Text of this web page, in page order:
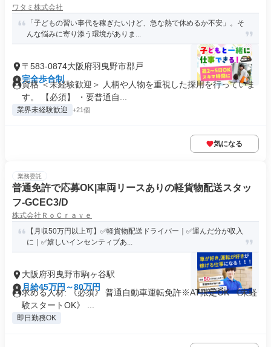
ワタミ株式会社
「子どもの習い事代を稼ぎたいけど、急な熱で休めるか不安」。そ
んな悩みに寄り添う環境がありま...
〒583-0874大阪府羽曳野市郡戸
完全歩合制
資格 ＜未経験歓迎＞ 人柄や人物を重視した採用を行っていま
す。 【必須】 ・要普通自...
業界未経験歓迎 +21個
気になる
業務委託
普通免許で応募OK|車両リースありの軽貨物配送スタッ
フ-GCEC3/D
株式会社ＲｏＣｒａｖｅ
【月収50万円以上可】✅軽貨物配送ドライバー｜✅運んだ分が収入
に｜✅嬉しいインセンティブあ...
大阪府羽曳野市駒ヶ谷駅
月給45万円～80万円
求める人材: 《必須》 普通自動車運転免許※AT限定OK 《未経
験スタートOK》 ...
即日勤務OK